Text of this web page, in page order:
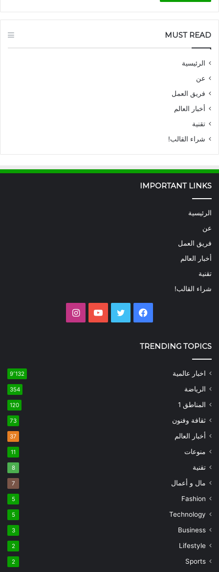
MUST READ
الرئيسية
عن
فريق العمل
أخبار العالم
تقنية
شراء القالب!
IMPORTANT LINKS
الرئيسية
عن
فريق العمل
أخبار العالم
تقنية
شراء القالب!
فيسبوك تويتر يوتيوب
TRENDING TOPICS
اخبار عالمية 9٬132
الرياضة 354
المناطق 1 120
ثقافة وفنون 73
أخبار العالم 37
منوعات 11
تقنية 8
مال و أعمال 7
Fashion
5
Technology
5
Business
3
Lifestyle
2
Sports
2